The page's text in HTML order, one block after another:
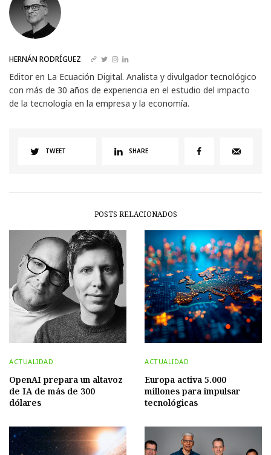
HERNÁN RODRÍGUEZ
Editor en La Ecuación Digital. Analista y divulgador tecnológico
con más de 30 años de experiencia en el estudio del impacto
de la tecnología en la empresa y la economía.
TWEET SHARE
POSTS RELACIONADOS
ACTUALIDAD
OpenAI prepara un altavoz
de IA de más de 300
dólares
ACTUALIDAD
Europa activa 5.000
millones para impulsar
tecnológicas